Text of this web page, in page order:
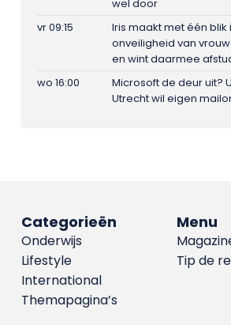
wel door
vr 09:15
Iris maakt met één blik
onveiligheid van
en wint daarmee
wo 16:00
Microsoft de deur uit?
Utrecht wil eigen
Menu
Tip de
Categorieën
Onderwijs
Lifestyle
International
Themapagina’s